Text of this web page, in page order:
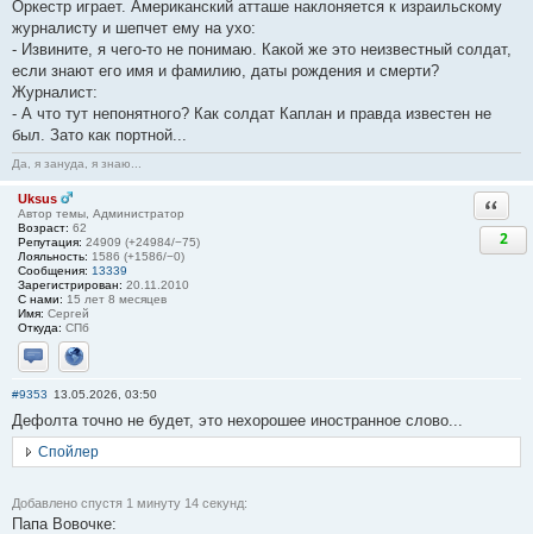
Оркестр играет. Американский атташе наклоняется к израильскому
журналисту и шепчет ему на ухо:
- Извините, я чего-то не понимаю. Какой же это неизвестный солдат,
если знают его имя и фамилию, даты рождения и смерти?
Журналист:
- А что тут непонятного? Как солдат Каплан и правда известен не
был. Зато как портной...
Да, я зануда, я знаю...
Uksus
Автор темы, Администратор
Возраст: 62
Репутация: 24909 (+24984/−75)
Лояльность: 1586 (+1586/−0)
Сообщения: 13339
Зарегистрирован: 20.11.2010
С нами: 15 лет 8 месяцев
Имя: Сергей
Откуда: СПб
Отправить личное сообщение
Сайт
2
#9353 13.05.2026, 03:50
Дефолта точно не будет, это нехорошее иностранное слово...
Спойлер
Добавлено спустя 1 минуту 14 секунд:
Папа Вовочке: